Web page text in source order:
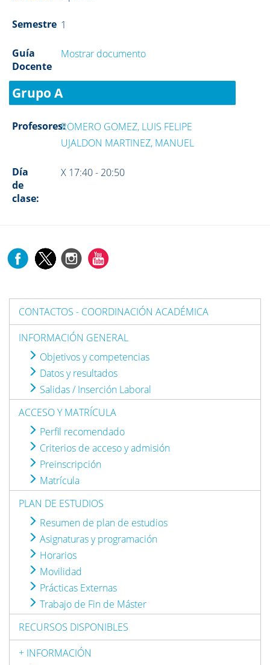
Semestre 1
Guía
Docente
Mostrar documento
Grupo A
Profesores:ROMERO GOMEZ, LUIS FELIPE
UJALDON MARTINEZ, MANUEL
Día
de
clase:
X 17:40 - 20:50
CONTACTOS - COORDINACIÓN ACADÉMICA
INFORMACIÓN GENERAL
Objetivos y competencias
Datos y resultados
Salidas / Inserción Laboral
ACCESO Y MATRÍCULA
Perfil recomendado
Criterios de acceso y admisión
Preinscripción
Matrícula
PLAN DE ESTUDIOS
Resumen de plan de estudios
Asignaturas y programación
Horarios
Movilidad
Prácticas Externas
Trabajo de Fin de Máster
RECURSOS DISPONIBLES
+ INFORMACIÓN